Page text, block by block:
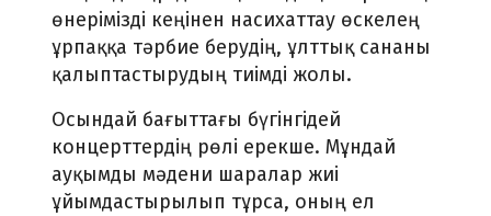
өнерімізді кеңінен насихаттау өскелең
ұрпаққа тәрбие берудің, ұлттық сананы
қалыптастырудың тиімді жолы.
Осындай бағыттағы бүгінгідей
концерттердің рөлі ерекше. Мұндай
ауқымды мәдени шаралар жиі
ұйымдастырылып тұрса, оның ел